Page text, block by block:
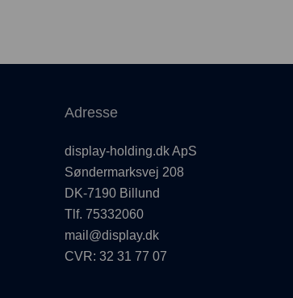
Adresse
display-holding.dk ApS
Søndermarksvej 208
DK-7190 Billund
Tlf. 75332060
mail@display.dk
CVR: 32 31 77 07